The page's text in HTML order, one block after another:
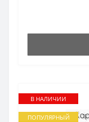
В НАЛИЧИИ
ПОПУЛЯРНЫЙ